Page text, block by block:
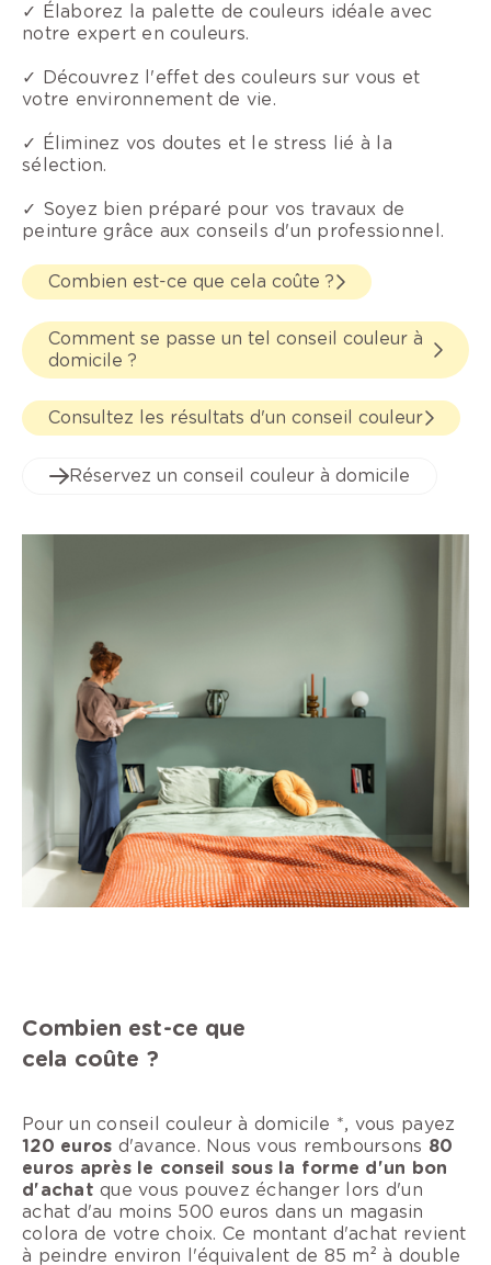
✓ Élaborez la palette de couleurs idéale avec
notre expert en couleurs.
✓ Découvrez l'effet des couleurs sur vous et
votre environnement de vie.
✓ Éliminez vos doutes et le stress lié à la
sélection.
✓ Soyez bien préparé pour vos travaux de
peinture grâce aux conseils d'un professionnel.
Combien est-ce que cela coûte ?
Comment se passe un tel conseil couleur à
domicile ?
Consultez les résultats d'un conseil couleur
Réservez un conseil couleur à domicile
Combien est-ce que
cela coûte ?
Pour un conseil couleur à domicile *, vous payez
120 euros d'avance. Nous vous remboursons 80
euros après le conseil sous la forme d'un bon
d'achat que vous pouvez échanger lors d'un
achat d'au moins 500 euros dans un magasin
colora de votre choix. Ce montant d'achat revient
à peindre environ l'équivalent de 85 m² à double